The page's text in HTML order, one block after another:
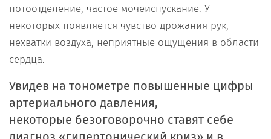
потоотделение, частое мочеиспускание. У
некоторых появляется чувство дрожания рук,
нехватки воздуха, неприятные ощущения в области
сердца.
Увидев на тонометре повышенные цифры
артериального давления,
некоторые безоговорочно ставят себе